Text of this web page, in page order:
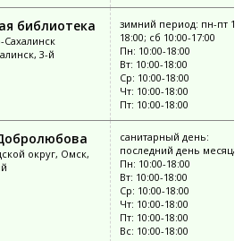
библиотека
3-й
зимний период: пн-пт
18:00; сб 10:00-17:00
Пн: 10:00-18:00
Вт: 10:00-18:00
Ср: 10:00-18:00
Чт: 10:00-18:00
Пт: 10:00-18:00
округ, Омск,
санитарный день:
последний день месяца
Пн: 10:00-18:00
Вт: 10:00-18:00
Ср: 10:00-18:00
Чт: 10:00-18:00
Пт: 10:00-18:00
Вс: 10:00-18:00